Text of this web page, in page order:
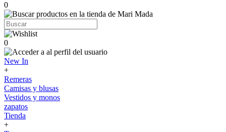
0
0
New In
+
Remeras
Camisas y blusas
Vestidos y monos
zapatos
Tienda
+